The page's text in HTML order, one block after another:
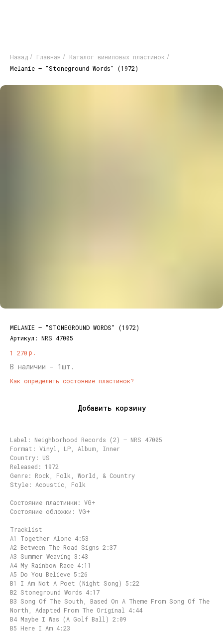
Назад / Главная / Каталог виниловых пластинок /
Melanie – "Stoneground Words" (1972)
MELANIE – "STONEGROUND WORDS" (1972)
Артикул: NRS 47005
1 270 р.
В наличии - 1шт.
Как определить состояние пластинок?
Добавить корзину
Label: Neighborhood Records (2) – NRS 47005
Format: Vinyl, LP, Album, Inner
Country: US
Released: 1972
Genre: Rock, Folk, World, & Country
Style: Acoustic, Folk
Состояние пластинки: VG+
Состояние обложки: VG+
Tracklist
A1 Together Alone 4:53
A2 Between The Road Signs 2:37
A3 Summer Weaving 3:43
A4 My Rainbow Race 4:11
A5 Do You Believe 5:26
B1 I Am Not A Poet (Night Song) 5:22
B2 Stoneground Words 4:17
B3 Song Of The South, Based On A Theme From Song Of The
North, Adapted From The Original 4:44
B4 Maybe I Was (A Golf Ball) 2:09
B5 Here I Am 4:23